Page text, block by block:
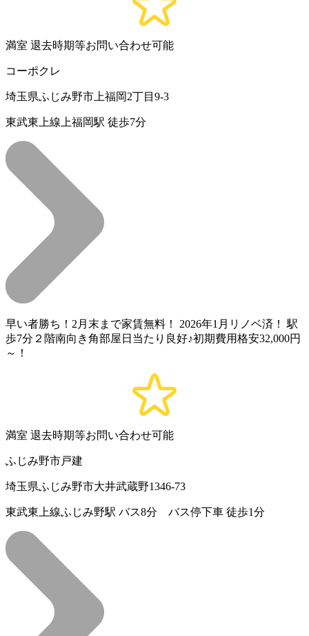
満室 退去時期等お問い合わせ可能
コーポクレ
埼玉県ふじみ野市上福岡2丁目9-3
東武東上線上福岡駅 徒歩7分
早い者勝ち！2月末まで家賃無料！ 2026年1月リノベ済！ 駅
歩7分２階南向き角部屋日当たり良好♪初期費用格安32,000円
～！
満室 退去時期等お問い合わせ可能
ふじみ野市戸建
埼玉県ふじみ野市大井武蔵野1346-73
東武東上線ふじみ野駅 バス8分 バス停下車 徒歩1分